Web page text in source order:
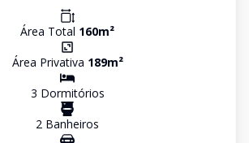
Área Total 160m²
Área Privativa 189m²
3 Dormitórios
2 Banheiros